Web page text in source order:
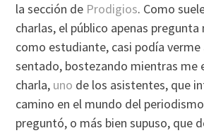
la sección de Prodigios. Como
charlas, el público apenas pregunta
como estudiante, casi podía
sentado, bostezando mientras me
charla, uno de los asistentes, que
camino en el mundo del periodismo
preguntó, o más bien supuso, que